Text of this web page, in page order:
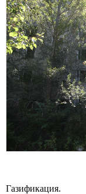
Газификация.